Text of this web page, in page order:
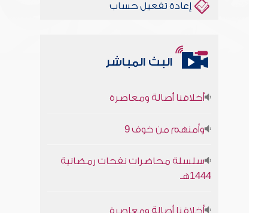
إعادة تفعيل حساب
البث المباشر
1444هـ